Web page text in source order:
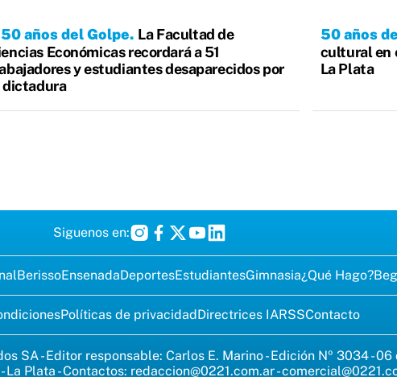
años del Golpe La Facultad de
Económicas recordará a 51
y estudiantes desaparecidos por
dictadura
50 años
cultural en
La Plata
Siguenos en:
BerissoEnsenadaDeportesEstudiantesGimnasia¿Qué Hago?
Políticas de privacidadDirectrices IARSSContacto
SA - Editor responsable: Carlos E. Marino - Edición Nº 3034 -
La Plata - Contactos: redaccion@0221.com.ar-